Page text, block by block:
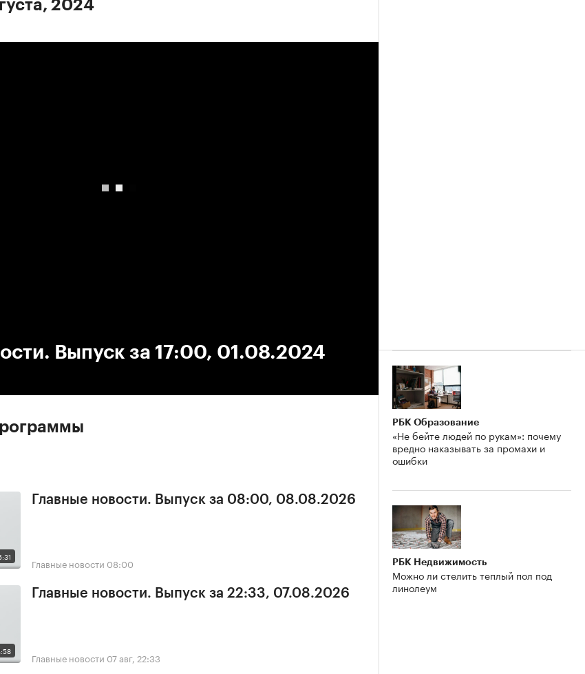
2024
Выпуск за 17:00, 01.08.2024
Главные новости. Выпуск за 08:00, 08.08.2026
Главные новости 08:00
Главные новости. Выпуск за 22:33, 07.08.2026
Главные новости 07 авг, 22:33
РБК Образование
«Не бейте людей по рукам»: почему
вредно наказывать за промахи и
ошибки
РБК Недвижимость
Можно ли стелить теплый пол под
линолеум